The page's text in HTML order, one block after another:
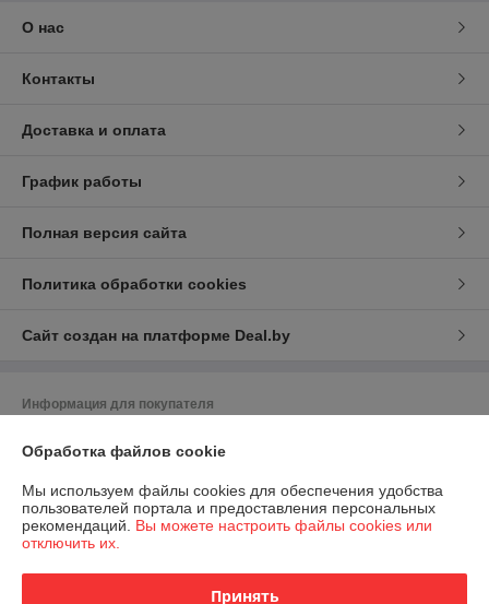
О нас
Контакты
Доставка и оплата
График работы
Полная версия сайта
Политика обработки cookies
Сайт создан на платформе Deal.by
Информация для покупателя
Александрович
Регистрационный номер ЕГР: 700342984
УНП: 700342984
Регистрационный орган: Могилевский областной исполнительный
Обработка файлов cookie
Мы используем файлы cookies для обеспечения удобства
пользователей портала и предоставления персональных
рекомендаций. Вы можете настроить файлы cookies или
отключить их.
Принять